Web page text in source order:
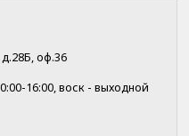
оф.36
16:00, воск - выходной